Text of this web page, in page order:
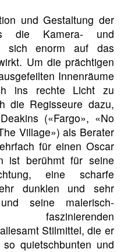
und Gestaltung der
die Kamera- und
sich enorm auf das
Um die prächtigen
Innenräume
ins rechte Licht zu
die Regisseure dazu,
(«Fargo», «No
Village») als Berater
für einen Oscar
ist berühmt für seine
eine scharfe
dunklen und sehr
seine malerisch-
Stilmittel, die er
quietschbunten und